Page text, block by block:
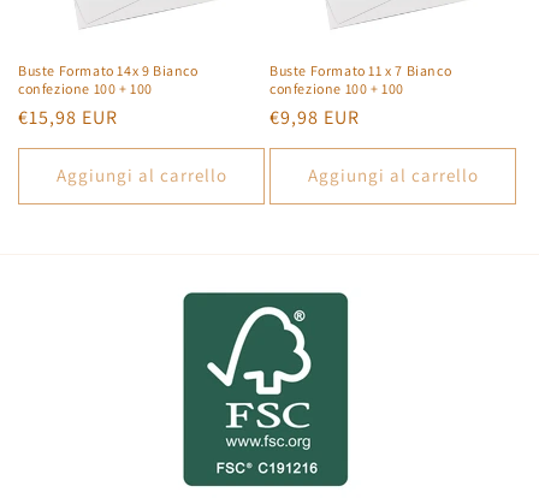
e
:
Buste Formato 14x 9 Bianco
confezione 100 + 100
Prezzo
di
listino
€15,98 EUR
Aggiungi al carrello
Buste Formato 11 x 7 Bianco
confezione 100 + 100
Prezzo
di
listino
€9,98 EUR
Aggiungi al carrello